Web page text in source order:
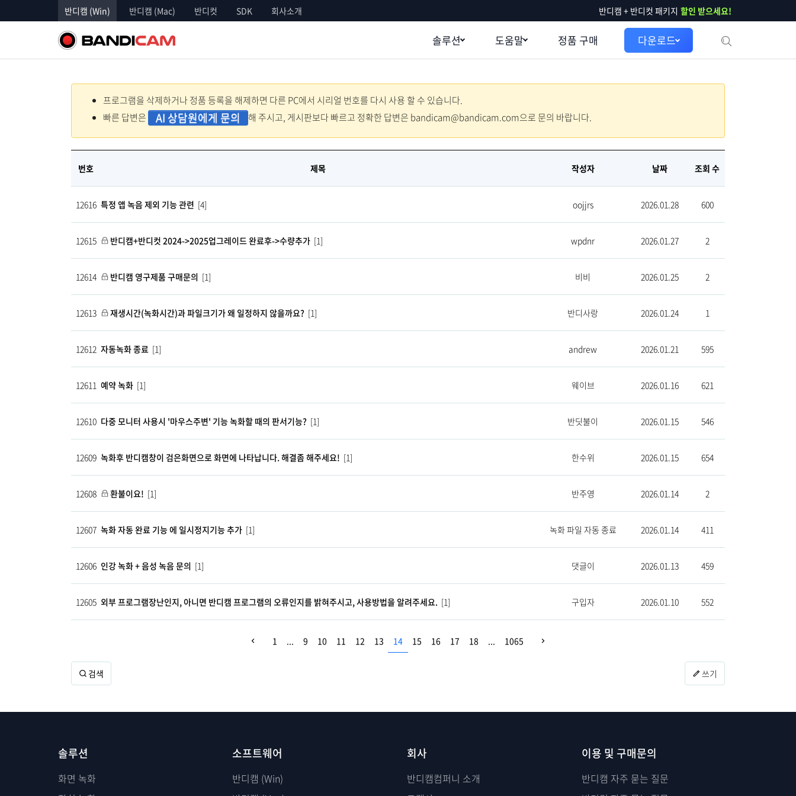
반디캠 (Win) 반디캠 (Mac) 반디컷 SDK 회사소개 반디캠 + 반디컷 패키지 할인 받으세요!
솔루션 도움말 정품 구매 다운로드
프로그램을 삭제하거나 정품 등록을 해제하면 다른 PC에서 시리얼 번호를 다시 사용 할 수 있습니다.
빠른 답변은
AI 상담원에게 문의 해 주시고, 게시판보다 빠르고 정확한 답변은 bandicam@bandicam.com으로 문의 바랍니다.
번호 제목 작성자 날짜 조회 수
12616 특정 앱 녹음 제외 기능 관련 [4] oojjrs 2026.01.28 600
12615 반디캠+반디컷 2024->2025업그레이드 완료후->수량추가 [1] wpdnr 2026.01.27 2
12614 반디캠 영구제품 구매문의 [1] 비비 2026.01.25 2
12613 재생시간(녹화시간)과 파일크기가 왜 일정하지 않을까요? [1] 반디사랑 2026.01.24 1
12612 자동녹화 종료 [1] andrew 2026.01.21 595
12611 예약 녹화 [1] 웨이브 2026.01.16 621
12610 다중 모니터 사용시 '마우스주변' 기능 녹화할 때의 판서기능? [1] 반딧불이 2026.01.15 546
12609 녹화후 반디캠창이 검은화면으로 화면에 나타납니다. 해결좀 해주세요! [1] 한수위 2026.01.15 654
12608 환불이요! [1] 반주영 2026.01.14 2
12607 녹화 자동 완료 기능 에 일시정지기능 추가 [1] 녹화 파일 자동 종료 2026.01.14 411
12606 인강 녹화 + 음성 녹음 문의 [1] 댓글이 2026.01.13 459
12605 외부 프로그램장난인지, 아니면 반디캠 프로그램의 오류인지를 밝혀주시고, 사용방법을 알려주세요. [1] 구입자 2026.01.10 552
1 9 10 11 12 13 14 15 16 17 18 1065
검색 쓰기
솔루션
화면 녹화
소프트웨어
반디캠 (Win)
회사
반디캠컴퍼니 소개
이용 및 구매문의
반디캠 자주 묻는 질문